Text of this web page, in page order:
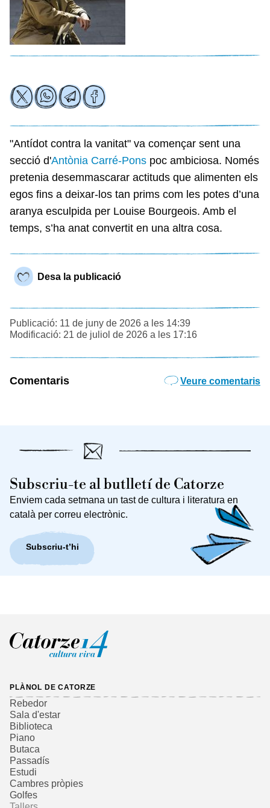
"Antídot contra la vanitat" va començar sent una
secció d'Antònia Carré-Pons poc ambiciosa. Només
pretenia desemmascarar actituds que alimenten els
egos fins a deixar-los tan prims com les potes d’una
aranya esculpida per Louise Bourgeois. Amb el
temps, s’ha anat convertit en una altra cosa.
Desa la publicació
Publicació: 11 de juny de 2026 a les 14:39
Modificació: 21 de juliol de 2026 a les 17:16
Comentaris Veure comentaris
Subscriu-te al butlletí de Catorze
Enviem cada setmana un tast de cultura i literatura en
català per correu electrònic.
Subscriu-t’hi
PLÀNOL DE CATORZE
Rebedor
Sala d'estar
Biblioteca
Piano
Butaca
Passadís
Estudi
Cambres pròpies
Golfes